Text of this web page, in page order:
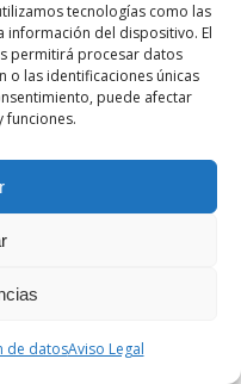
tecnologías como las
información del dispositivo. El
permitirá procesar datos
o las identificaciones únicas
puede afectar
funciones.
de datosAviso Legal